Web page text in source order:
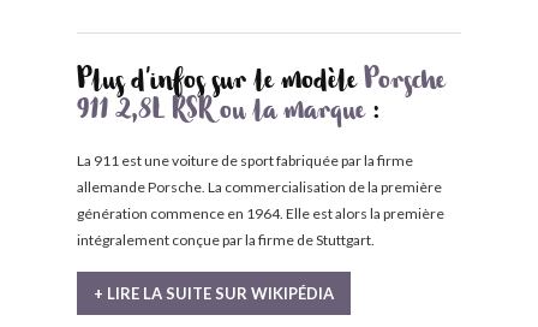
Plus d'infos sur le modèle Porsche
911 2,8L RSR ou la marque:
La 911 est une voiture de sport fabriquée par la firme
allemande Porsche. La commercialisation de la première
génération commence en 1964. Elle est alors la première
intégralement conçue par la firme de Stuttgart.
+ LIRE LA SUITE SUR WIKIPÉDIA